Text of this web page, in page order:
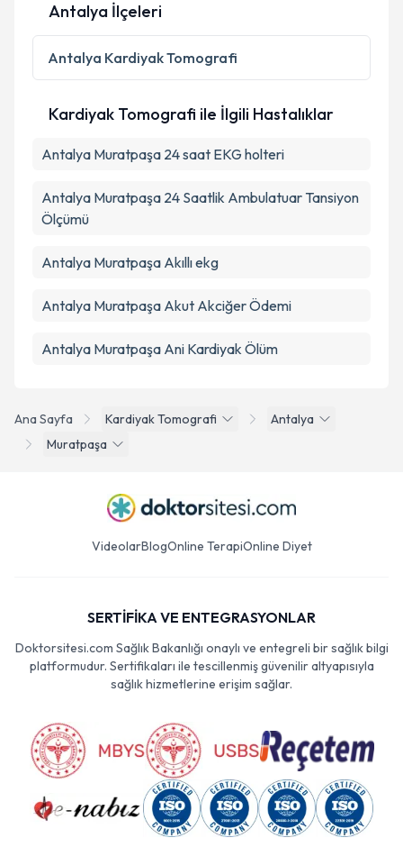
Ana Sayfa Kardiyak Tomografi
Antalya
Muratpaşa
Antalya İlçeleri
Antalya Kardiyak Tomografi
Kardiyak Tomografi ile İlgili Hastalıklar
Antalya Muratpaşa 24 saat EKG holteri
Antalya Muratpaşa 24 Saatlik Ambulatuar Tansiyon
Ölçümü
Antalya Muratpaşa Akıllı ekg
Antalya Muratpaşa Akut Akciğer Ödemi
Antalya Muratpaşa Ani Kardiyak Ölüm
VideolarBlogOnline TerapiOnline Diyet
SERTİFİKA VE ENTEGRASYONLAR
Doktorsitesi.com Sağlık Bakanlığı onaylı ve entegreli bir sağlık bilgi
platformudur. Sertifikaları ile tescillenmiş güvenilir altyapısıyla
sağlık hizmetlerine erişim sağlar.